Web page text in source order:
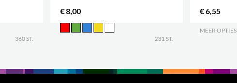
360 ST.
€ 8,00
231 ST.
€ 6,55
MEER OPTIES